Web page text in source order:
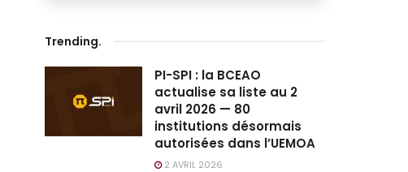
Trending.
PI-SPI : la BCEAO
actualise sa liste au 2
avril 2026 — 80
institutions désormais
autorisées dans l’UEMOA
2 AVRIL 2026